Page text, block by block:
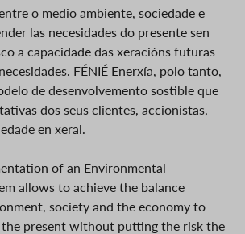
o medio ambiente, sociedade e
las necesidades do presente sen
a capacidade das xeracións futuras
FÉNIÉ Enerxía, polo tanto,
de desenvolvemento sostible que
dos seus clientes, accionistas,
en xeral.
of an Environmental
allows to achieve the balance
society and the economy to
the present without putting the risk the